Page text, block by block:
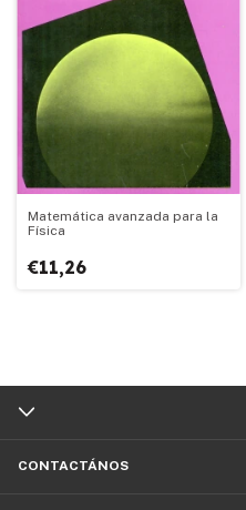
Matemática avanzada para la
Física
€11,26
CONTACTÁNOS